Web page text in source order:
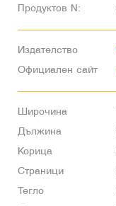
Продуктов N:
Издателство
Официален сайт
Широчина
Дължина
Корица
Страници
Тегло